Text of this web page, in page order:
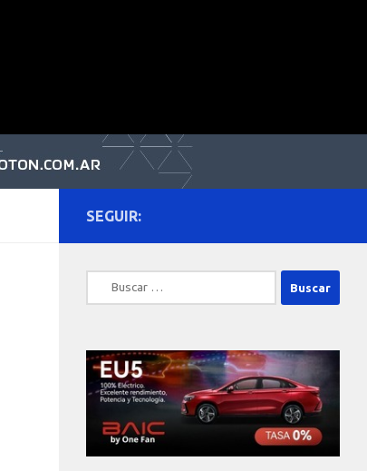
SEGUIR:
Buscar: